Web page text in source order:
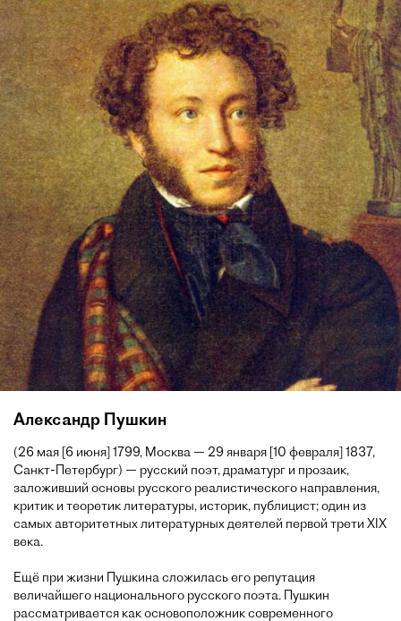
Александр Пушкин
(26 мая [6 июня] 1799, Москва — 29 января [10 февраля] 1837,
Санкт-Петербург) — русский поэт, драматург и прозаик,
заложивший основы русского реалистического направления,
критик и теоретик литературы, историк, публицист; один из
самых авторитетных литературных деятелей первой трети XIX
века.
Ещё при жизни Пушкина сложилась его репутация
величайшего национального русского поэта. Пушкин
рассматривается как основоположник современного